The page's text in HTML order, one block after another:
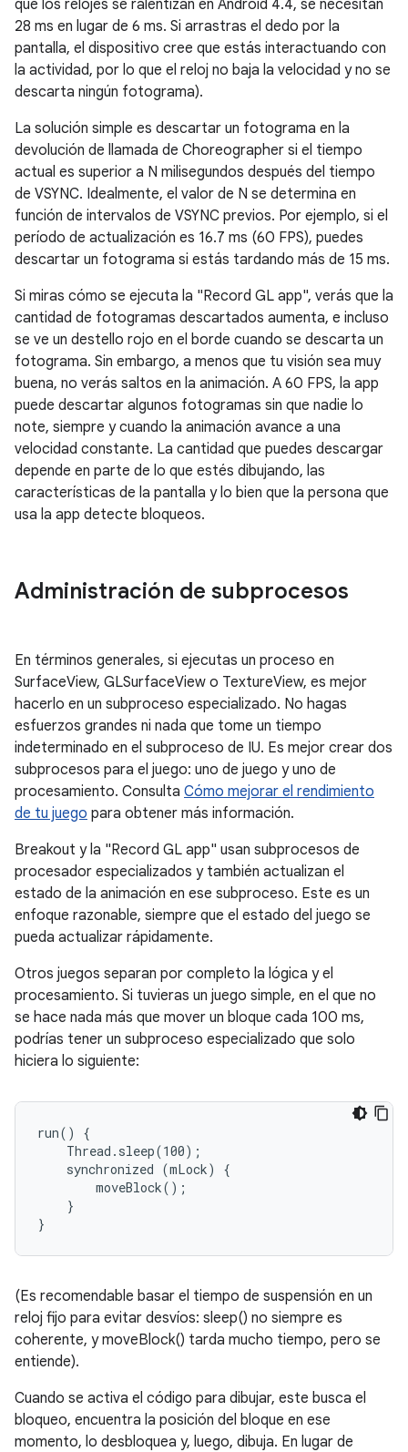
que los relojes se ralentizan en Android 4.4, se necesitan
28 ms en lugar de 6 ms. Si arrastras el dedo por la
pantalla, el dispositivo cree que estás interactuando con
la actividad, por lo que el reloj no baja la velocidad y no se
descarta ningún fotograma).
La solución simple es descartar un fotograma en la
devolución de llamada de Choreographer si el tiempo
actual es superior a N milisegundos después del tiempo
de VSYNC. Idealmente, el valor de N se determina en
función de intervalos de VSYNC previos. Por ejemplo, si el
período de actualización es 16.7 ms (60 FPS), puedes
descartar un fotograma si estás tardando más de 15 ms.
Si miras cómo se ejecuta la "Record GL app", verás que la
cantidad de fotogramas descartados aumenta, e incluso
se ve un destello rojo en el borde cuando se descarta un
fotograma. Sin embargo, a menos que tu visión sea muy
buena, no verás saltos en la animación. A 60 FPS, la app
puede descartar algunos fotogramas sin que nadie lo
note, siempre y cuando la animación avance a una
velocidad constante. La cantidad que puedes descargar
depende en parte de lo que estés dibujando, las
características de la pantalla y lo bien que la persona que
usa la app detecte bloqueos.
Administración de subprocesos
En términos generales, si ejecutas un proceso en
SurfaceView, GLSurfaceView o TextureView, es mejor
hacerlo en un subproceso especializado. No hagas
esfuerzos grandes ni nada que tome un tiempo
indeterminado en el subproceso de IU. Es mejor crear dos
subprocesos para el juego: uno de juego y uno de
procesamiento. Consulta Cómo mejorar el rendimiento
de tu juego para obtener más información.
Breakout y la "Record GL app" usan subprocesos de
procesador especializados y también actualizan el
estado de la animación en ese subproceso. Este es un
enfoque razonable, siempre que el estado del juego se
pueda actualizar rápidamente.
Otros juegos separan por completo la lógica y el
procesamiento. Si tuvieras un juego simple, en el que no
se hace nada más que mover un bloque cada 100 ms,
podrías tener un subproceso especializado que solo
hiciera lo siguiente:
run() {
    Thread.sleep(100);
    synchronized (mLock) {
        moveBlock();
    }
(Es recomendable basar el tiempo de suspensión en un
reloj fijo para evitar desvíos: sleep() no siempre es
coherente, y moveBlock() tarda mucho tiempo, pero se
entiende).
Cuando se activa el código para dibujar, este busca el
bloqueo, encuentra la posición del bloque en ese
momento, lo desbloquea y, luego, dibuja. En lugar de